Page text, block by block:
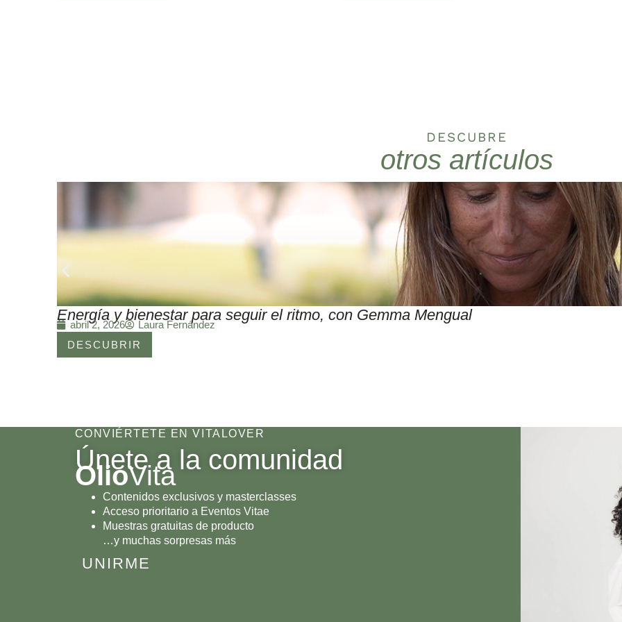
DESCUBRE
otros artículos
Energía y bienestar para seguir el ritmo, con Gemma Mengual
abril 2, 2026
Laura Fernández
DESCUBRIR
CONVIÉRTETE EN VITALOVER
Únete a la comunidad
OlioVita
Contenidos exclusivos y masterclasses
Acceso prioritario a Eventos Vitae
Muestras gratuitas de producto
…y muchas sorpresas más
UNIRME